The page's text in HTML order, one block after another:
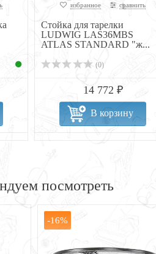
избранное сравнить
Стойка для тарелки
LUDWIG LAS36MBS
ATLAS STANDARD "ж...
(0)
14 772 ₽
В корзину
посмотреть
-16%